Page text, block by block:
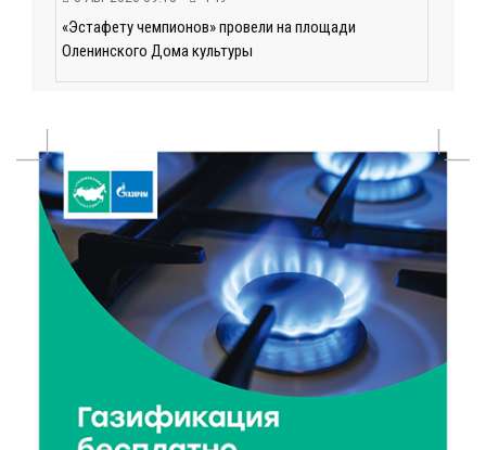
«Эстафету чемпионов» провели на площади
Оленинского Дома культуры
8 Авг 2026 05:02 234
В Тверской области провели Арбузный книжный
день
7 Авг 2026 23:02 304
В Тверской области стартовала четвертая смена:
инспекторы ГИБДД напомнили школьникам
правила безопасности в автобусах